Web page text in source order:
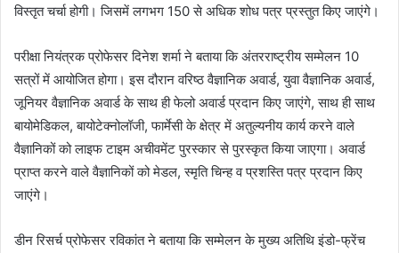
विस्तृत चर्चा होगी। जिसमें लगभग 150 से अधिक शोध पत्र प्रस्तुत किए जाएंगे।
परीक्षा नियंत्रक प्रोफेसर दिनेश शर्मा ने बताया कि अंतरराष्ट्रीय सम्मेलन 10
सत्रों में आयोजित होगा। इस दौरान वरिष्ठ वैज्ञानिक अवार्ड, युवा वैज्ञानिक अवार्ड,
जूनियर वैज्ञानिक अवार्ड के साथ ही फेलो अवार्ड प्रदान किए जाएंगे, साथ ही साथ
बायोमेडिकल, बायोटेक्नोलॉजी, फार्मेसी के क्षेत्र में अतुल्यनीय कार्य करने वाले
वैज्ञानिकों को लाइफ टाइम अचीवमेंट पुरस्कार से पुरस्कृत किया जाएगा। अवार्ड
प्राप्त करने वाले वैज्ञानिकों को मेडल, स्मृति चिन्ह व प्रशस्ति पत्र प्रदान किए
जाएंगे।
डीन रिसर्च प्रोफेसर रविकांत ने बताया कि सम्मेलन के मुख्य अतिथि इंडो-फ्रेंच